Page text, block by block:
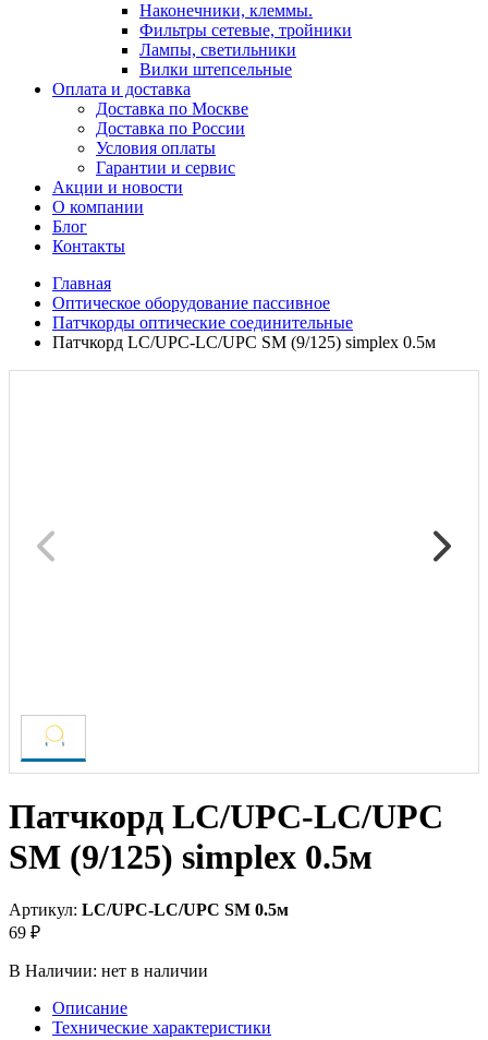
Наконечники, клеммы.
Фильтры сетевые, тройники
Лампы, светильники
Вилки штепсельные
Оплата и доставка
Доставка по Москве
Доставка по России
Условия оплаты
Гарантии и сервис
Акции и новости
О компании
Блог
Контакты
Главная
Оптическое оборудование пассивное
Патчкорды оптические соединительные
Патчкорд LC/UPC-LC/UPC SM (9/125) simplex 0.5м
Патчкорд LC/UPC-LC/UPC
SM (9/125) simplex 0.5м
Артикул: LC/UPC-LC/UPC SM 0.5м
69 ₽
В Наличии: нет в наличии
Описание
Технические характеристики